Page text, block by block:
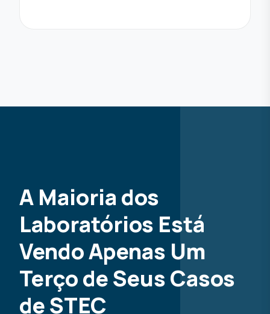
A Maioria dos
Laboratórios Está
Vendo Apenas Um
Terço de Seus Casos
de STEC